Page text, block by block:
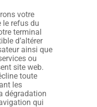
votre
le refus du
terminal
d’altérer
ainsi que
ou
site web.
toute
les
dégradation
qui